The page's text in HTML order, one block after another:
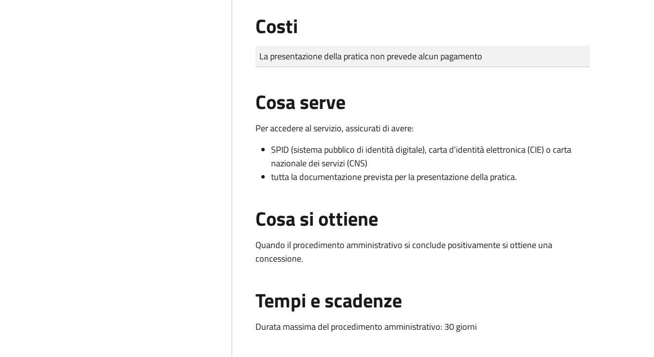
Costi
Tipo di pagamento
Importo
La presentazione della pratica non prevede alcun pagamento
Cosa serve
Per accedere al servizio, assicurati di avere:
SPID (sistema pubblico di identità digitale), carta d’identità elettronica (CIE) o carta
nazionale dei servizi (CNS)
tutta la documentazione prevista per la presentazione della pratica.
Cosa si ottiene
Quando il procedimento amministrativo si conclude positivamente si ottiene una
concessione.
Tempi e scadenze
Durata massima del procedimento amministrativo: 30 giorni